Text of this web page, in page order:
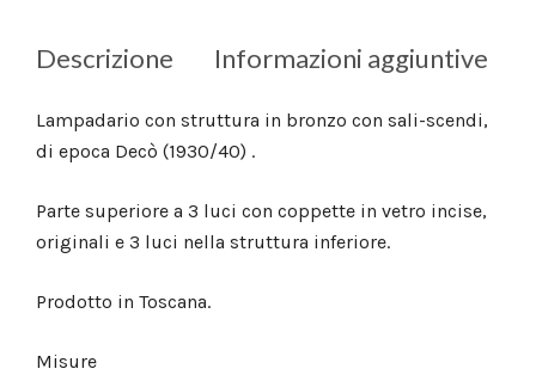
Descrizione Informazioni aggiuntive
Lampadario con struttura in bronzo con sali-scendi,
di epoca Decò (1930/40) .
Parte superiore a 3 luci con coppette in vetro incise,
originali e 3 luci nella struttura inferiore.
Prodotto in Toscana.
Misure